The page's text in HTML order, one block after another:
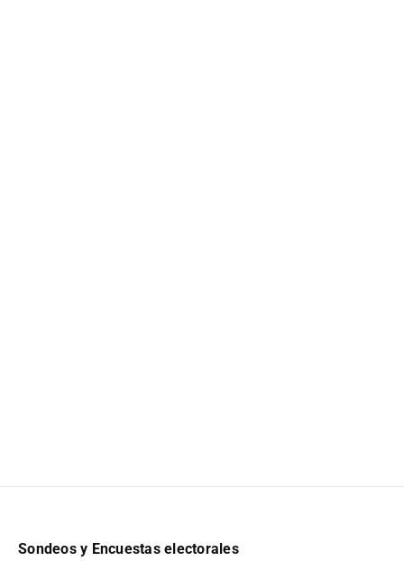
Sondeos y Encuestas electorales